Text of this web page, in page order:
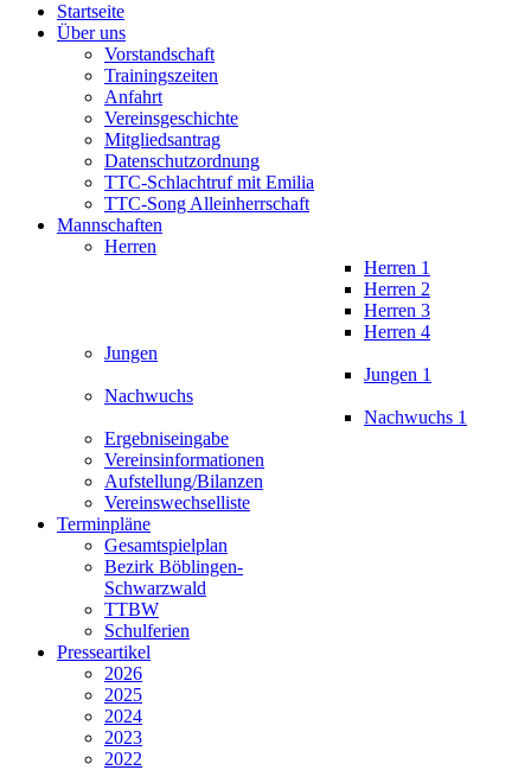
Startseite
Über uns
Vorstandschaft
Trainingszeiten
Anfahrt
Vereinsgeschichte
Mitgliedsantrag
Datenschutzordnung
TTC-Schlachtruf mit Emilia
TTC-Song Alleinherrschaft
Mannschaften
Herren
Herren 1
Herren 2
Herren 3
Herren 4
Jungen
Jungen 1
Nachwuchs
Nachwuchs 1
Ergebniseingabe
Vereinsinformationen
Aufstellung/Bilanzen
Vereinswechselliste
Terminpläne
Gesamtspielplan
Bezirk Böblingen-
Schwarzwald
TTBW
Schulferien
Presseartikel
2026
2025
2024
2023
2022